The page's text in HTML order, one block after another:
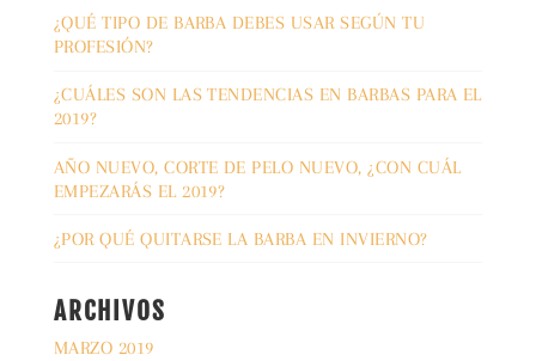
¿QUÉ TIPO DE BARBA DEBES USAR SEGÚN TU
PROFESIÓN?
¿CUÁLES SON LAS TENDENCIAS EN BARBAS PARA EL
2019?
AÑO NUEVO, CORTE DE PELO NUEVO, ¿CON CUÁL
EMPEZARÁS EL 2019?
¿POR QUÉ QUITARSE LA BARBA EN INVIERNO?
ARCHIVOS
MARZO 2019